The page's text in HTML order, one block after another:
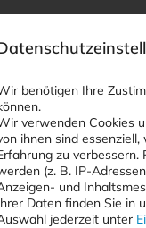
Downloads
benötigen Ihre
verwenden Cookies
ihnen sind
zu verbessern.
(z. B. IP-
und
Daten finden Sie in
jederzeit unter